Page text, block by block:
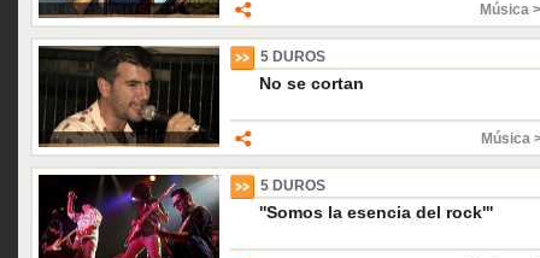
Música
5 DUROS
No se cortan
Música
5 DUROS
''Somos la esencia del rock'''